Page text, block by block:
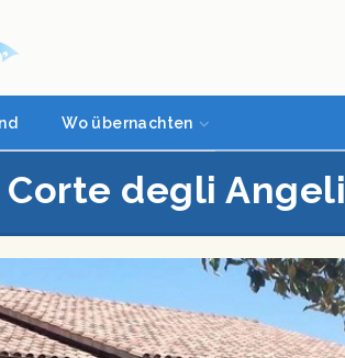
Wo übernachten
degli Angeli